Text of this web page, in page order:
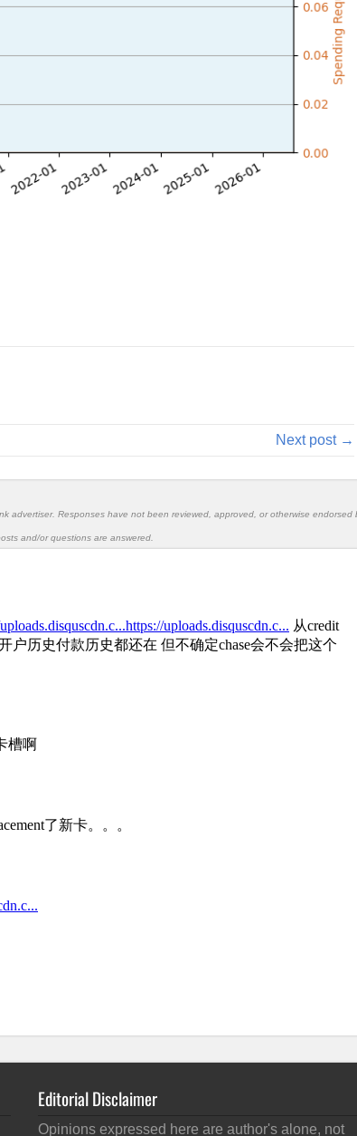
Next post →
advertiser. Responses have not been reviewed, approved, or otherwise endorsed
and/or questions are answered.
Editorial Disclaimer
Opinions expressed here are author's alone, not